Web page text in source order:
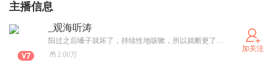
主播信息
_观海听涛
阳过之后嗓子就坏了，持续性地咳嗽，所以就断更了。如果今年恢复好了，我尽量更新！
2.00万
加关注